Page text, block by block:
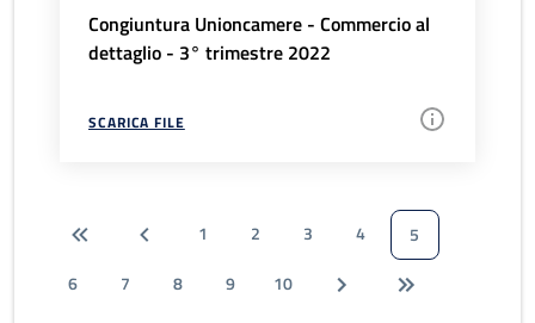
Congiuntura Unioncamere - Commercio al
dettaglio - 3° trimestre 2022
SCARICA FILE
1 2 3 4
5
6
7 8 9 10